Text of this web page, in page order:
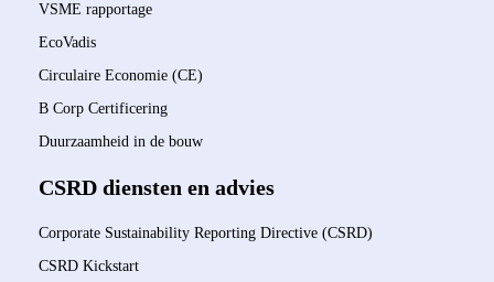
VSME rapportage
EcoVadis
Circulaire Economie (CE)
B Corp Certificering
Duurzaamheid in de bouw
CSRD diensten en advies
Corporate Sustainability Reporting Directive (CSRD)
CSRD Kickstart